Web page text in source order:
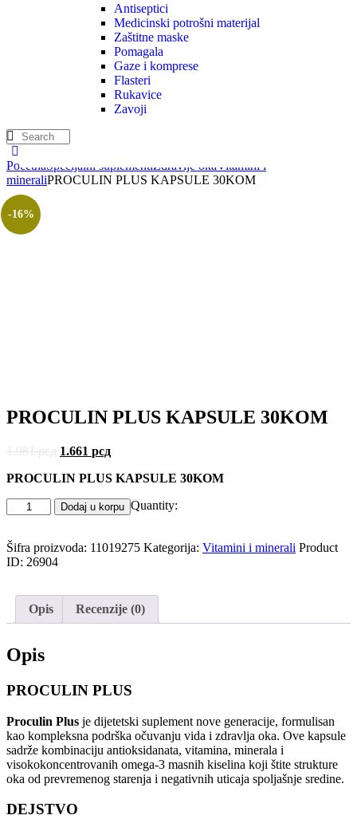
Antiseptici
Medicinski potrošni materijal
Zaštitne maske
Pomagala
Gaze i komprese
Flasteri
Rukavice
Zavoji
PočetnaSpecijalni suplementiZdravlje oka Vitamini i
mineraliPROCULIN PLUS KAPSULE 30KOM
-16%
PROCULIN PLUS KAPSULE 30KOM
1.981рсд 1.661 рсд
PROCULIN PLUS KAPSULE 30KOM
Quantity:
Dodaj u korpu
Šifra proizvoda: 11019275 Kategorija: Vitamini i minerali Product
ID: 26904
Opis Recenzije (0)
Opis
PROCULIN PLUS
Proculin Plus je dijetetski suplement nove generacije, formulisan
kao kompleksna podrška očuvanju vida i zdravlja oka. Ove kapsule
sadrže kombinaciju antioksidanata, vitamina, minerala i
visokokoncentrovanih omega-3 masnih kiselina koji štite strukture
oka od prevremenog starenja i negativnih uticaja spoljašnje sredine.
DEJSTVO